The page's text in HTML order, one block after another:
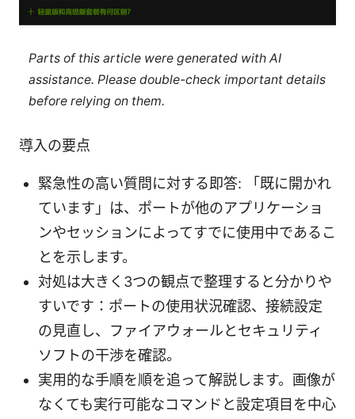
Parts of this article were generated with AI
assistance. Please double-check important details
before relying on them.
導入の要点
緊急性の高い質問に対する即答: 「既に開かれ
ています」は、ポートが他のアプリケーショ
ンやセッションによってすでに使用中であるこ
とを示します。
対処は大きく3つの観点で整理すると分かりや
すいです：ポートの使用状況確認、接続設定
の見直し、ファイアウォールとセキュリティ
ソフトの干渉を確認。
実用的な手順を順を追って解説します。画像が
なくても実行可能なコマンドと設定項目を中心